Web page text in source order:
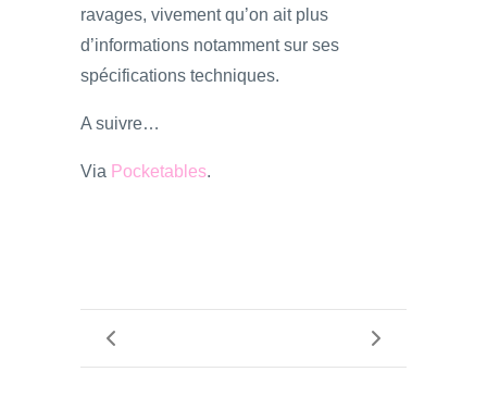
ravages, vivement qu’on ait plus
d’informations notamment sur ses
spécifications techniques.
A suivre…
Via Pocketables.